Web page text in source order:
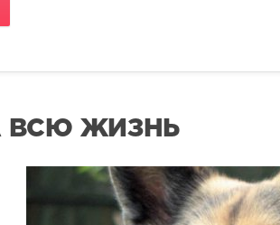
ВСЮ ЖИЗНЬ